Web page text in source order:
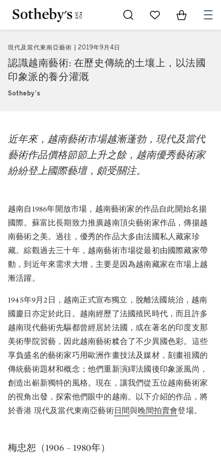
Go to My Favorites
Items in
現代及當代東南亞藝術 2019年9月4日
認識越南藝術: 在歷史傳統的土壤上，以法國
印象派的養分灌溉
Sotheby's
近年來，越南藝術市場越漸蓬勃，現代及當代
藝術作品價格節節上升之餘，越南優秀藝術家
紛紛登上國際藝壇，頗受關注。
越南自1986年開放市場，越南藝術家的作品自此開始名揚
國際。蘇富比長期致力推廣越南頂尖藝術家作品，傳揚越
南藝術之美。過往，優秀的作品大多由法國私人藏家珍
藏。綜觀過去三十年，越南藝術市場從最初由國際藏家帶
動，到近年來需求大增，主要是因為越南藏家在市場上越
漸活躍。
1945年9月2日，越南正式宣布獨立，脫離法國統治，越南
國慶日亦定於此日。越南經歷了法國殖民時代，而且許多
越南現代藝術先驅都曾經居於法國，或在著名的印度支那
美術學院習藝，因此越南藝術糅合了不少異國色彩。這些
享負盛名的藝術家巧用歐洲作畫技法及媒材，刻畫祖國的
傳統藝術題材和概念；他們重新演繹法國後印象派風尚，
創造出嶄新獨特的風格。現在，讓我們從五位越南藝術家
的視角出發，探索他們眼中的越南。以下介紹的作品，將
於香港 現代及當代東南亞藝術日間與晚間拍賣會登場。
梅忠恕（1906 – 1980年）